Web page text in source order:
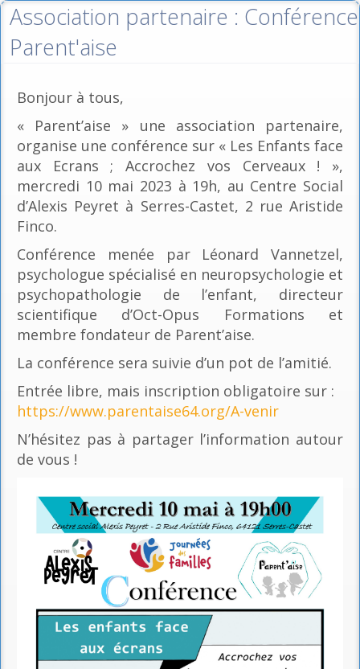
Association partenaire : Conférence
Parent'aise
Bonjour à tous,
« Parent’aise » une association partenaire,
organise une conférence sur « Les Enfants face
aux Ecrans ; Accrochez vos Cerveaux ! »,
mercredi 10 mai 2023 à 19h, au Centre Social
d’Alexis Peyret à Serres-Castet, 2 rue Aristide
Finco.
Conférence menée par Léonard Vannetzel,
psychologue spécialisé en neuropsychologie et
psychopathologie de l’enfant, directeur
scientifique d’Oct-Opus Formations et
membre fondateur de Parent’aise.
La conférence sera suivie d’un pot de l’amitié.
Entrée libre, mais inscription obligatoire sur :
https://www.parentaise64.org/A-venir
N’hésitez pas à partager l’information autour
de vous !